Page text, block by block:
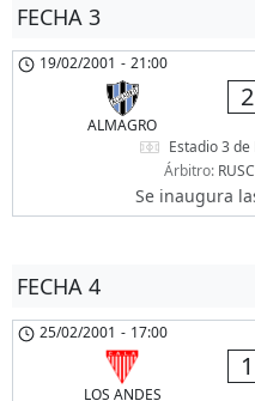
FECHA 3
19/02/2001 - 21:00
ALMAGRO
2
Estadio 3 de
Árbitro:
Se inaugura
FECHA 4
25/02/2001 - 17:00
LOS ANDES
1